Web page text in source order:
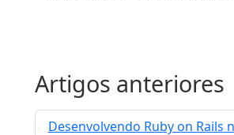
Artigos anteriores
Desenvolvendo Ruby on Rails